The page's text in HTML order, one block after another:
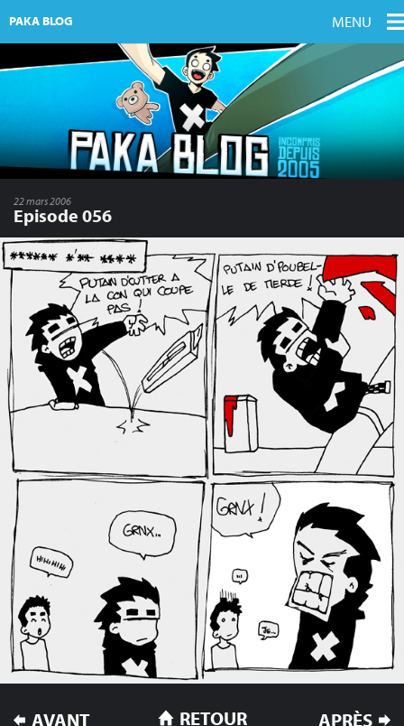
PAKA BLOG MENU
22 mars 2006
Episode 056
NAVIGATION
AVANT APRÈS
RETOUR